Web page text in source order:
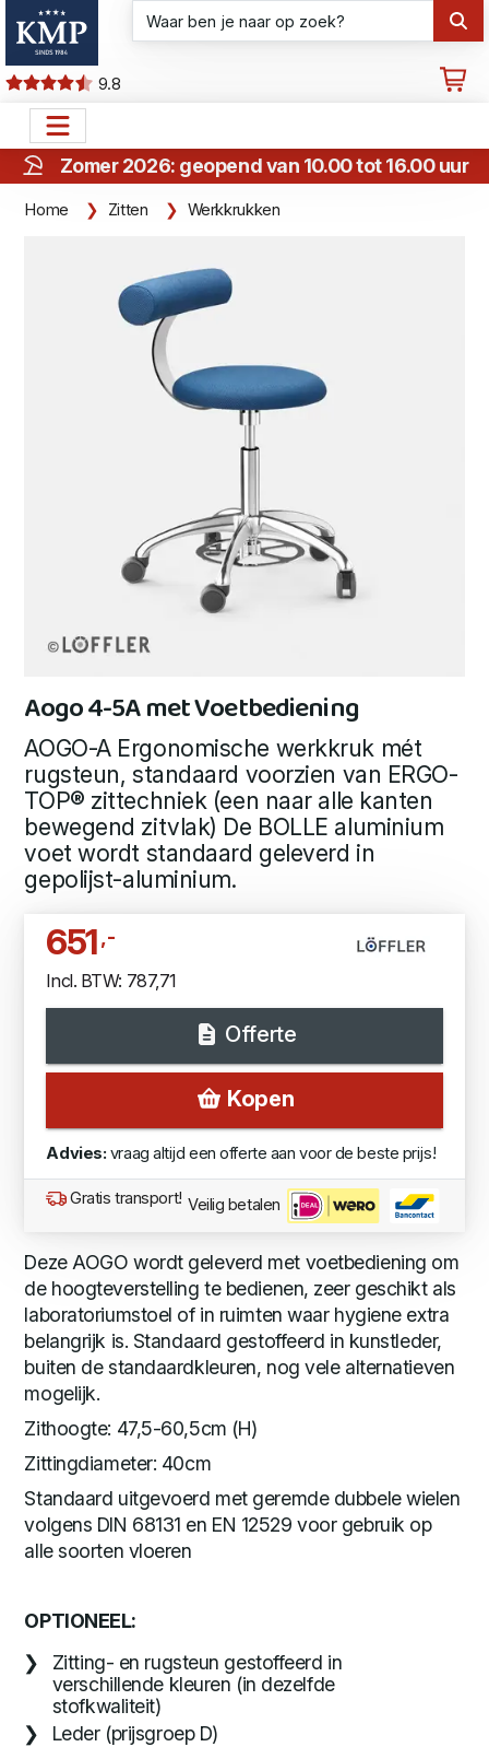
9.8
Zomer 2026: geopend van 10.00 tot 16.00 uur
Home Zitten Werkkrukken
Aogo 4-5A met Voetbediening
AOGO-A Ergonomische werkkruk mét
rugsteun, standaard voorzien van ERGO-
TOP® zittechniek (een naar alle kanten
bewegend zitvlak) De BOLLE aluminium
voet wordt standaard geleverd in
gepolijst-aluminium.
651,-
Incl. BTW: 787,71
Offerte
Kopen
Advies: vraag altijd een offerte aan voor de beste prijs!
Gratis transport! Veilig betalen
Deze AOGO wordt geleverd met voetbediening om
de hoogteverstelling te bedienen, zeer geschikt als
laboratoriumstoel of in ruimten waar hygiene extra
belangrijk is. Standaard gestoffeerd in kunstleder,
buiten de standaardkleuren, nog vele alternatieven
mogelijk.
Zithoogte: 47,5-60,5cm (H)
Zittingdiameter: 40cm
Standaard uitgevoerd met geremde dubbele wielen
volgens DIN 68131 en EN 12529 voor gebruik op
alle soorten vloeren
OPTIONEEL:
Zitting- en rugsteun gestoffeerd in
verschillende kleuren (in dezelfde
stofkwaliteit)
Leder (prijsgroep D)